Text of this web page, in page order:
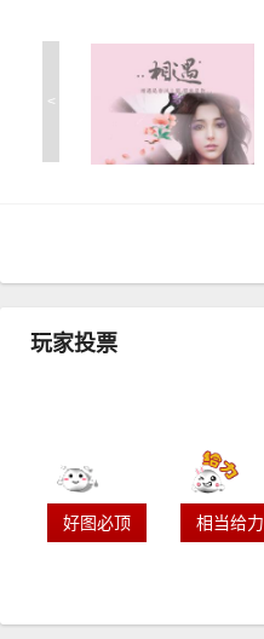
<
玩家投票
好图必顶 相当给力